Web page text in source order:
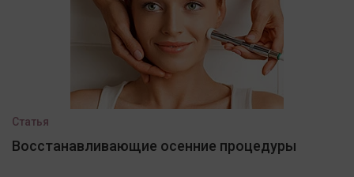
Статья
Восстанавливающие осенние процедуры